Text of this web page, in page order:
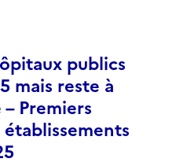
publics
mais reste à
Premiers